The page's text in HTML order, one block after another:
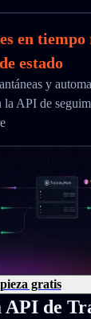
en
estado
y
la API de
gratis
API de